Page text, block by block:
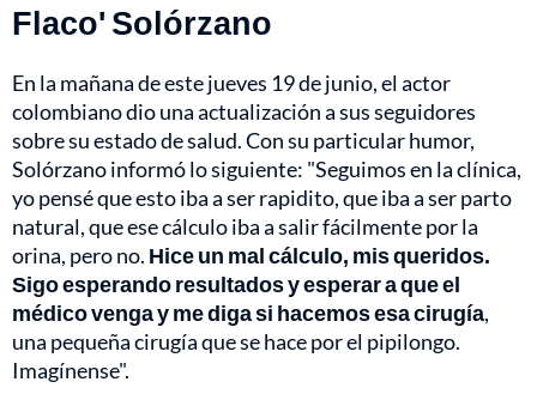
Flaco' Solórzano
En la mañana de este jueves 19 de junio, el actor
colombiano dio una actualización a sus seguidores
sobre su estado de salud. Con su particular humor,
Solórzano informó lo siguiente: "Seguimos en la clínica,
yo pensé que esto iba a ser rapidito, que iba a ser parto
natural, que ese cálculo iba a salir fácilmente por la
orina, pero no. Hice un mal cálculo, mis queridos.
Sigo esperando resultados y esperar a que el
médico venga y me diga si hacemos esa cirugía,
una pequeña cirugía que se hace por el pipilongo.
Imagínense".